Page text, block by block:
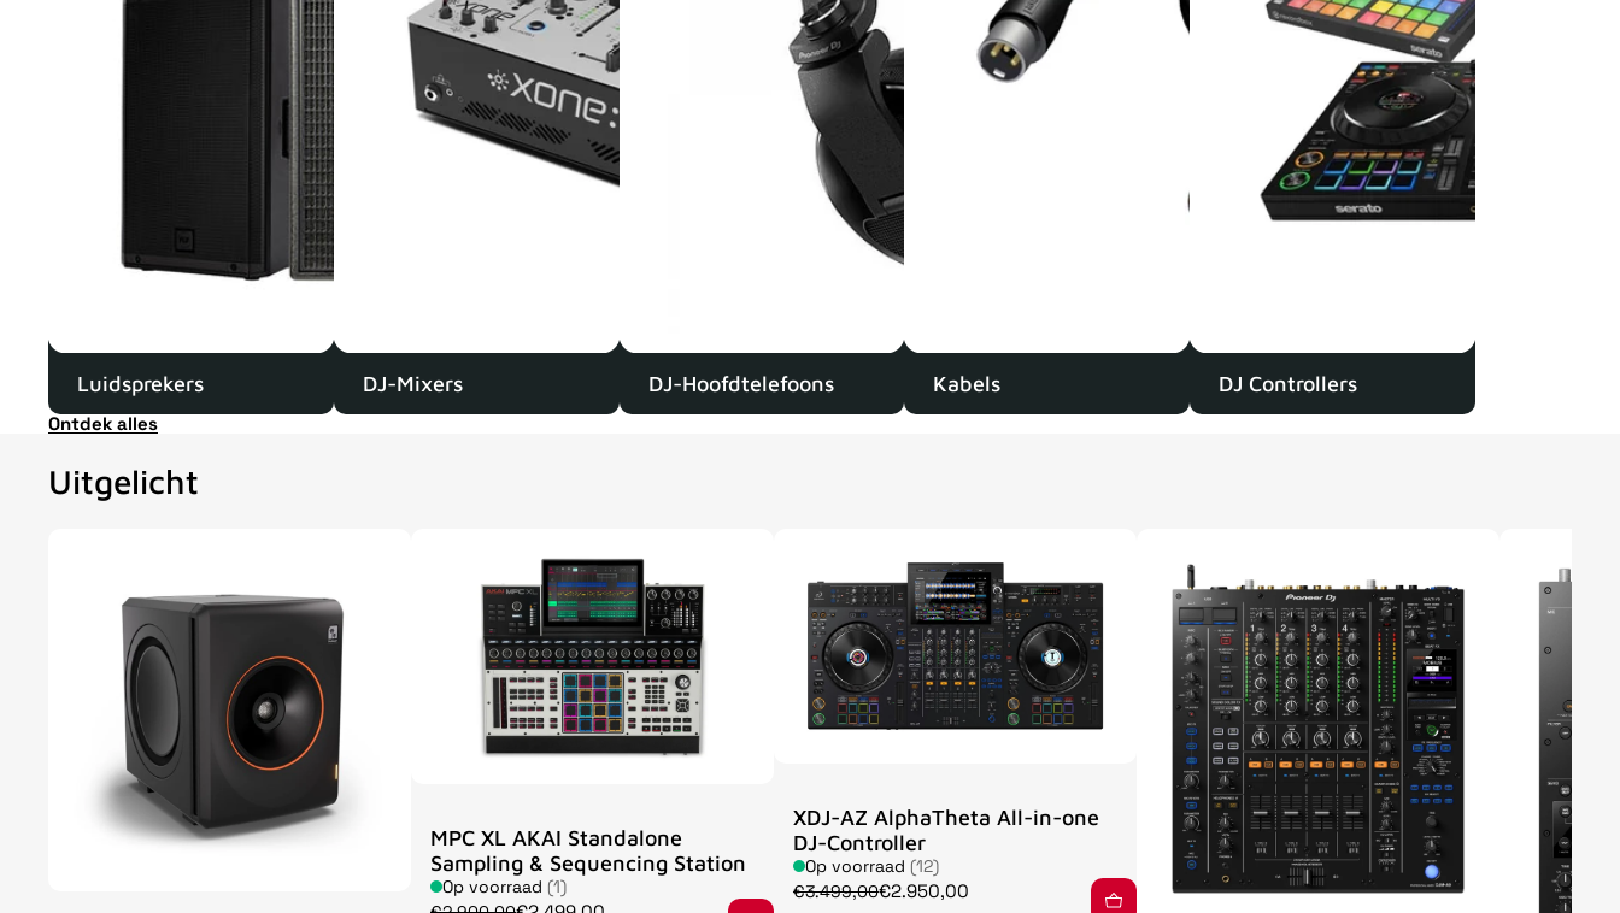
Luidsprekers DJ-Mixers DJ-Hoofdtelefoons Kabels DJ Controllers
Ontdek alles
Uitgelicht
MPC XL AKAI Standalone
Sampling & Sequencing Station
Op voorraad (1)
XDJ-AZ AlphaTheta All-in-one
DJ-Controller
Op voorraad (12)
€3.499,00€2.950,00